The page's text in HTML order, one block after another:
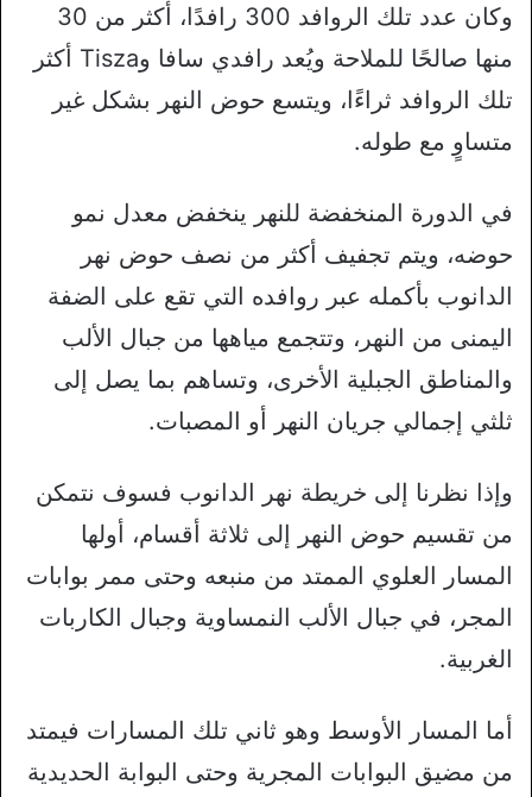
وكان عدد تلك الروافد 300 رافدًا، أكثر من 30
منها صالحًا للملاحة ويُعد رافدي سافا وTisza أكثر
تلك الروافد ثراءًا، ويتسع حوض النهر بشكل غير
متساوٍ مع طوله.
في الدورة المنخفضة للنهر ينخفض معدل نمو
حوضه، ويتم تجفيف أكثر من نصف حوض نهر
الدانوب بأكمله عبر روافده التي تقع على الضفة
اليمنى من النهر، وتتجمع مياهها من جبال الألب
والمناطق الجبلية الأخرى، وتساهم بما يصل إلى
ثلثي إجمالي جريان النهر أو المصبات.
وإذا نظرنا إلى خريطة نهر الدانوب فسوف نتمكن
من تقسيم حوض النهر إلى ثلاثة أقسام، أولها
المسار العلوي الممتد من منبعه وحتى ممر بوابات
المجر، في جبال الألب النمساوية وجبال الكاربات
الغربية.
أما المسار الأوسط وهو ثاني تلك المسارات فيمتد
من مضيق البوابات المجرية وحتى البوابة الحديدية